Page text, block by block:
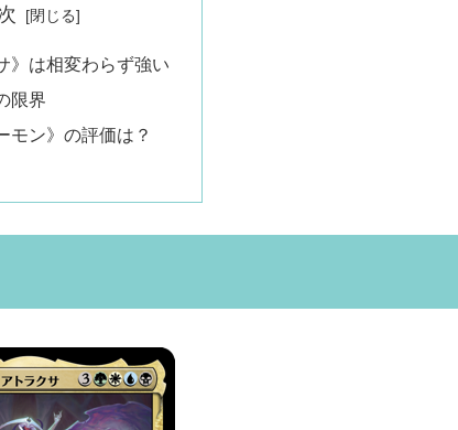
》は相変わらず強い
限界
モン》の評価は？